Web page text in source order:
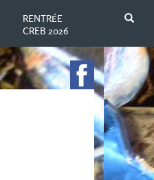
RENTRÉE
CREB 2026